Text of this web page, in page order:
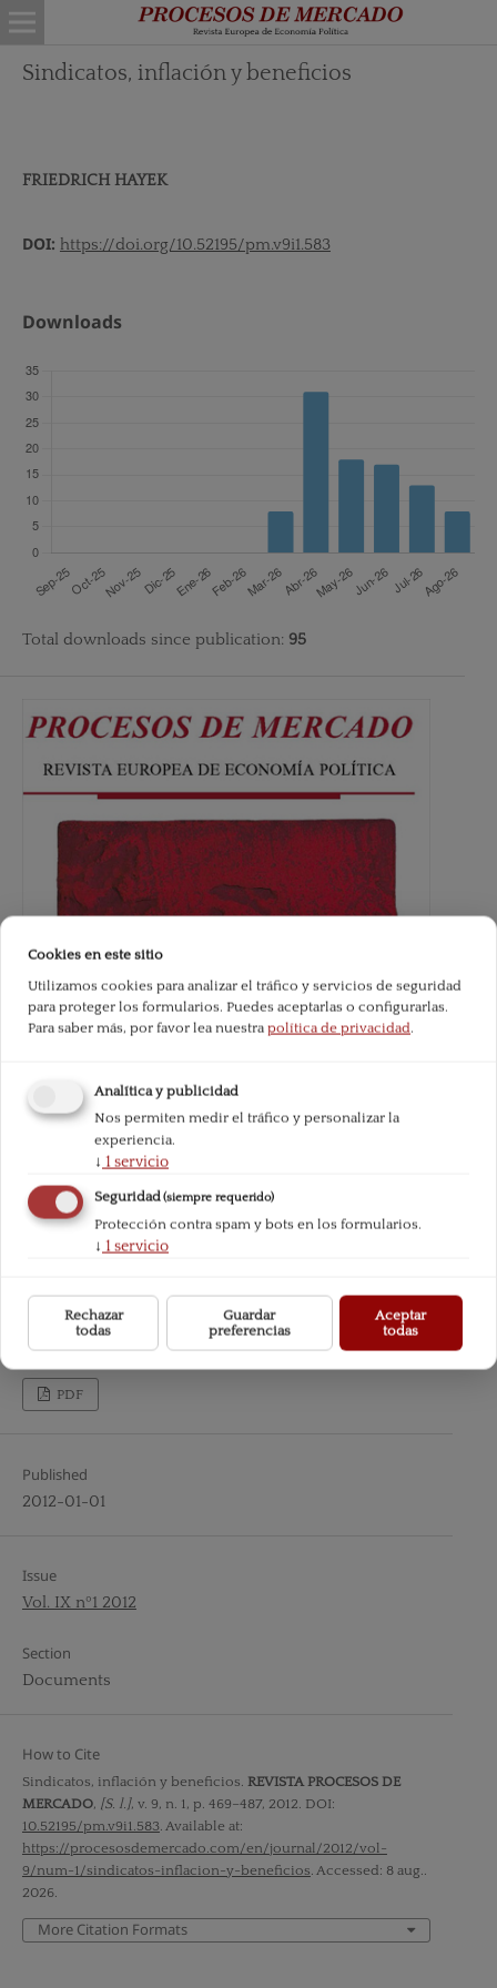
Sindicatos, inflación y beneficios
FRIEDRICH HAYEK
DOI: https://doi.org/10.52195/pm.v9i1.583
Downloads
Total downloads since publication: 95
PDF
Published
2012-01-01
Issue
Vol. IX nº1 2012
Section
Documents
How to Cite
Sindicatos, inflación y beneficios. REVISTA PROCESOS DE
MERCADO, [S. l.], v. 9, n. 1, p. 469–487, 2012. DOI:
10.52195/pm.v9i1.583. Available at:
https://procesosdemercado.com/en/journal/2012/vol-
9/num-1/sindicatos-inflacion-y-beneficios . Accessed: 8 aug..
2026.
More Citation Formats
Cookies en este sitio
Utilizamos cookies para analizar el tráfico y servicios de seguridad
para proteger los formularios. Puedes aceptarlas o configurarlas.
Para saber más, por favor lea nuestra política de privacidad.
Analítica y publicidad
Nos permiten medir el tráfico y personalizar la
experiencia.
↓ 1servicio
Seguridad(siempre requerido)
Protección contra spam y bots en los formularios.
↓ 1servicio
Rechazar
todas
Guardar
preferencias
Aceptar
todas